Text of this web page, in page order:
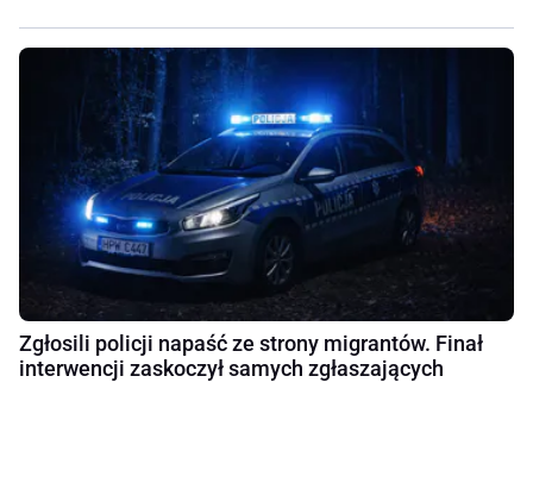
Zgłosili policji napaść ze strony migrantów. Finał
interwencji zaskoczył samych zgłaszających